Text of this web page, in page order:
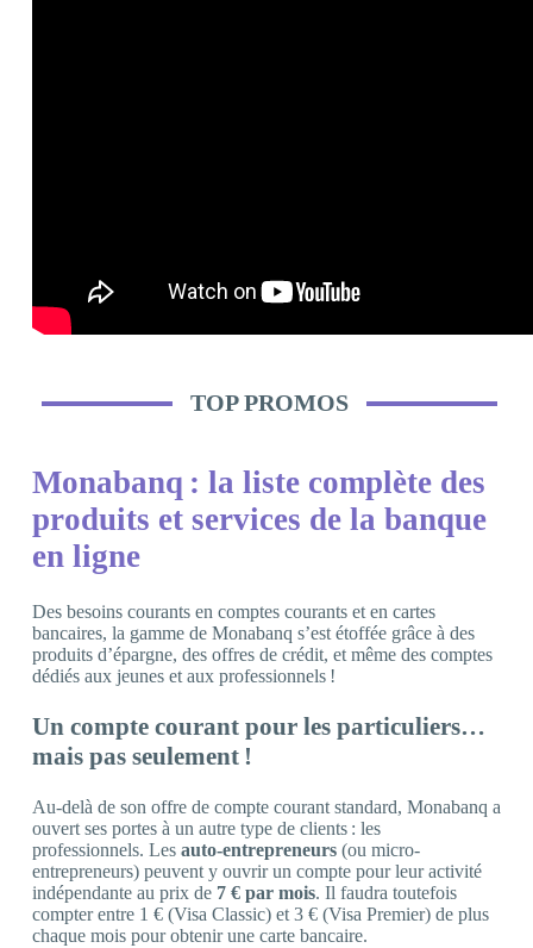
TOP PROMOS
Monabanq : la liste complète des
produits et services de la banque
en ligne
Des besoins courants en comptes courants et en cartes
bancaires, la gamme de Monabanq s’est étoffée grâce à des
produits d’épargne, des offres de crédit, et même des comptes
dédiés aux jeunes et aux professionnels !
Un compte courant pour les particuliers…
mais pas seulement !
Au-delà de son offre de compte courant standard, Monabanq a
ouvert ses portes à un autre type de clients : les
professionnels. Les auto-entrepreneurs (ou micro-
entrepreneurs) peuvent y ouvrir un compte pour leur activité
indépendante au prix de 7 € par mois. Il faudra toutefois
compter entre 1 € (Visa Classic) et 3 € (Visa Premier) de plus
chaque mois pour obtenir une carte bancaire.